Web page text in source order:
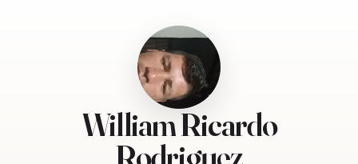
William Ricardo